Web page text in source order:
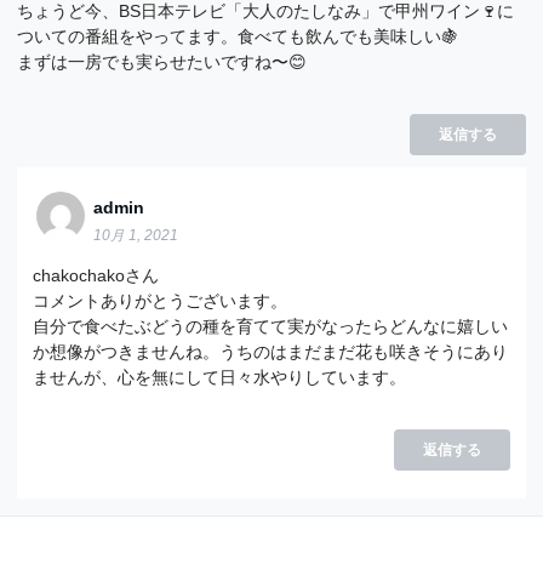
ちょうど今、BS日本テレビ「大人のたしなみ」で甲州ワイン🍷に
ついての番組をやってます。食べても飲んでも美味しい🍇
まずは一房でも実らせたいですね〜😊
返信する
admin
10月 1, 2021
chakochakoさん
コメントありがとうございます。
自分で食べたぶどうの種を育てて実がなったらどんなに嬉しい
か想像がつきませんね。うちのはまだまだ花も咲きそうにあり
ませんが、心を無にして日々水やりしています。
返信する